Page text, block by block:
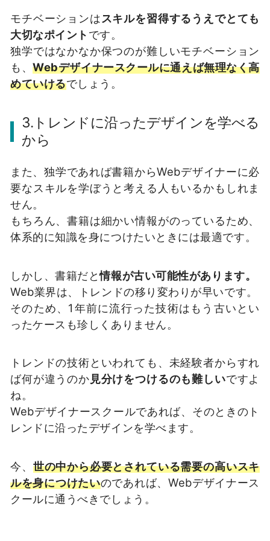
モチベーションはスキルを習得するうえでとても
大切なポイント です。
独学ではなかなか保つのが難しいモチベーション
も、Webデザイナースクールに通えば無理なく高
めていけるでしょう。
3.トレンドに沿ったデザインを学べる
から
また、独学であれば書籍からWebデザイナーに必
要なスキルを学ぼうと考える人もいるかもしれま
せん。
もちろん、書籍は細かい情報がのっているため、
体系的に知識を身につけたいときには最適です。
しかし、書籍だと情報が古い可能性があります。
Web業界は、トレンドの移り変わりが早いです。
そのため、1年前に流行った技術はもう古いとい
ったケースも珍しくありません。
トレンドの技術といわれても、未経験者からすれ
ば何が違うのか見分けをつけるのも難しいですよ
ね。
Webデザイナースクールであれば、そのときのト
レンドに沿ったデザインを学べます。
今、 世の中から必要とされている需要の高いスキ
ルを身につけたいのであれば、Webデザイナース
クールに通うべきでしょう。